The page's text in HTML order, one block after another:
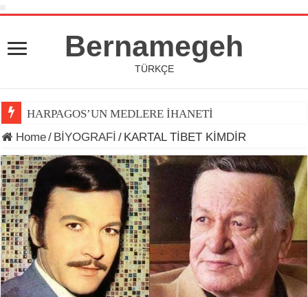
Bernamegeh
TÜRKÇE
HARPAGOS’UN MEDLERE İHANETİ
DÜNYA KUPASI 2026’DA TOP ARDINDA
Home/ BİYOGRAFİ / KARTAL TİBET KİMDİR